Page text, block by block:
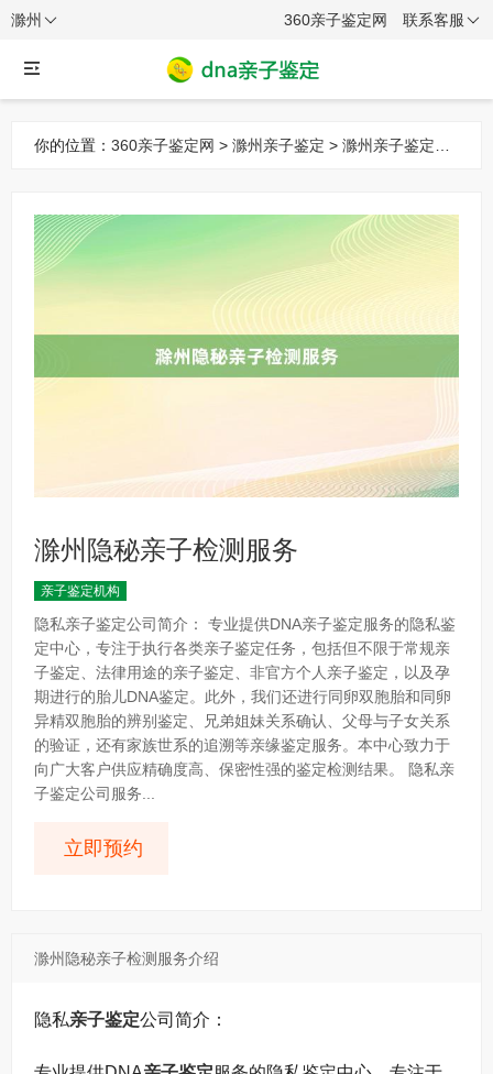
滁州 360亲子鉴定网 联系客服
你的位置： 360亲子鉴定网 > 滁州亲子鉴定 > 滁州亲子鉴定机
滁州隐秘亲子检测服务
亲子鉴定机构
隐私亲子鉴定公司简介： 专业提供DNA亲子鉴定服务的隐私鉴
定中心，专注于执行各类亲子鉴定任务，包括但不限于常规亲
子鉴定、法律用途的亲子鉴定、非官方个人亲子鉴定，以及孕
期进行的胎儿DNA鉴定。此外，我们还进行同卵双胞胎和同卵
异精双胞胎的辨别鉴定、兄弟姐妹关系确认、父母与子女关系
的验证，还有家族世系的追溯等亲缘鉴定服务。本中心致力于
向广大客户供应精确度高、保密性强的鉴定检测结果。 隐私亲
子鉴定公司服务...
立即预约
滁州隐秘亲子检测服务介绍
隐私亲子鉴定公司简介：